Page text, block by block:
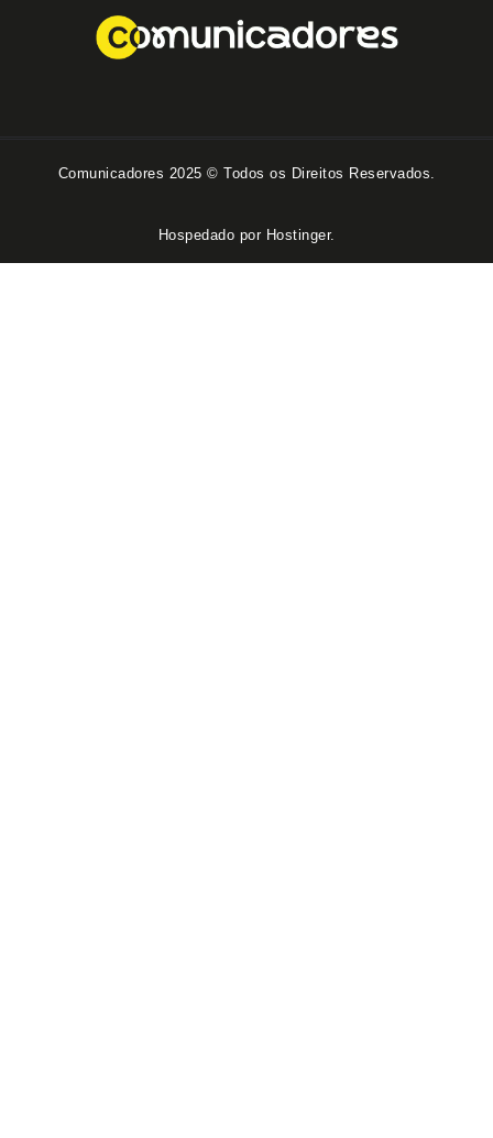
Comunicadores 2025 © Todos os Direitos Reservados.
Hospedado por Hostinger.